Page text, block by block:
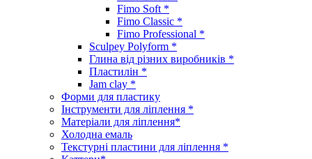
Fimo Soft *
Fimo Classic *
Fimo Professional *
Sculpey Polyform *
Глина від різних виробників *
Пластилін *
Jam clay *
Форми для пластику
Інструменти для ліплення *
Матеріали для ліплення*
Холодна емаль
Текстурні пластини для ліплення *